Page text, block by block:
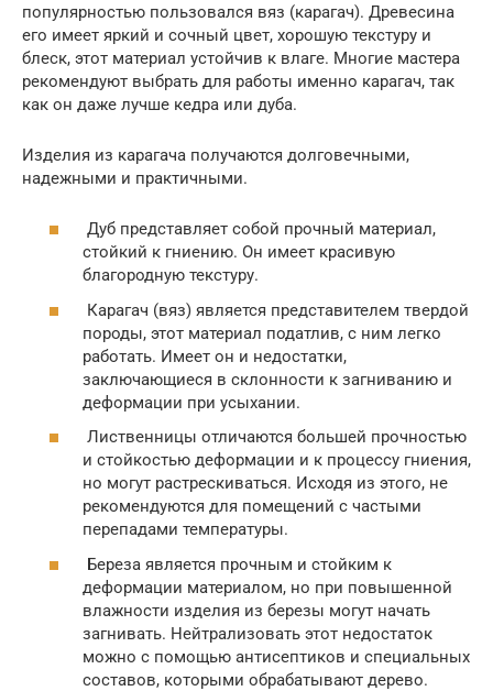
популярностью пользовался вяз (карагач). Древесина
его имеет яркий и сочный цвет, хорошую текстуру и
блеск, этот материал устойчив к влаге. Многие мастера
рекомендуют выбрать для работы именно карагач, так
как он даже лучше кедра или дуба.
Изделия из карагача получаются долговечными,
надежными и практичными.
Дуб представляет собой прочный материал,
стойкий к гниению. Он имеет красивую
благородную текстуру.
Карагач (вяз) является представителем твердой
породы, этот материал податлив, с ним легко
работать. Имеет он и недостатки,
заключающиеся в склонности к загниванию и
деформации при усыхании.
Лиственницы отличаются большей прочностью
и стойкостью деформации и к процессу гниения,
но могут растрескиваться. Исходя из этого, не
рекомендуются для помещений с частыми
перепадами температуры.
Береза является прочным и стойким к
деформации материалом, но при повышенной
влажности изделия из березы могут начать
загнивать. Нейтрализовать этот недостаток
можно с помощью антисептиков и специальных
составов, которыми обрабатывают дерево.